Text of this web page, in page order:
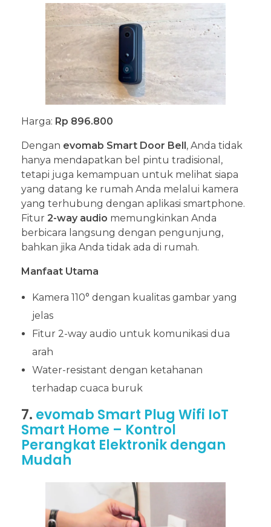
Harga: Rp 896.800
Dengan evomab Smart Door Bell, Anda tidak
hanya mendapatkan bel pintu tradisional,
tetapi juga kemampuan untuk melihat siapa
yang datang ke rumah Anda melalui kamera
yang terhubung dengan aplikasi smartphone.
Fitur 2-way audio memungkinkan Anda
berbicara langsung dengan pengunjung,
bahkan jika Anda tidak ada di rumah.
Manfaat Utama
Kamera 110° dengan kualitas gambar yang
jelas
Fitur 2-way audio untuk komunikasi dua
arah
Water-resistant dengan ketahanan
terhadap cuaca buruk
7. evomab Smart Plug Wifi IoT
Smart Home – Kontrol
Perangkat Elektronik dengan
Mudah